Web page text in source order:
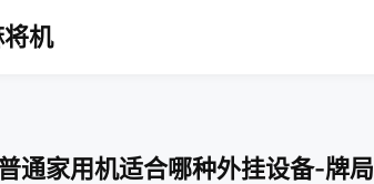
机
通家用机适合哪种外挂设备-牌局